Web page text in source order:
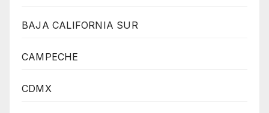
BAJA CALIFORNIA SUR
CAMPECHE
CDMX